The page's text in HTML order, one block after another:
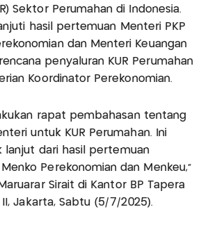
Sektor Perumahan di Indonesia.
hasil pertemuan Menteri PKP
dan Menteri Keuangan
penyaluran KUR Perumahan
Koordinator Perekonomian.
rapat pembahasan tentang
untuk KUR Perumahan. Ini
lanjut dari hasil pertemuan
Perekonomian dan Menkeu,"
Sirait di Kantor BP Tapera
Jakarta, Sabtu (5/7/2025).